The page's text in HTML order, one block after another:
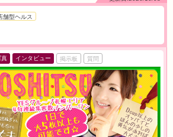
舗型ヘルス
真 インタビュー 掲示板 質問